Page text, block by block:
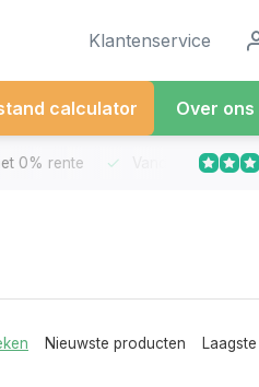
Klantenservice
calculator Over ons
0% rente Vandaag besteld
Nieuwste producten